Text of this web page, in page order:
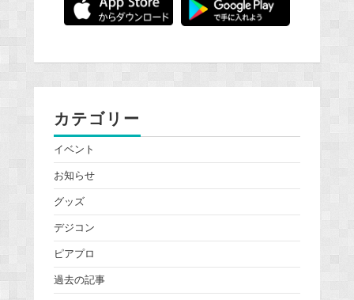
カテゴリー
イベント
お知らせ
グッズ
デジコン
ピアプロ
過去の記事